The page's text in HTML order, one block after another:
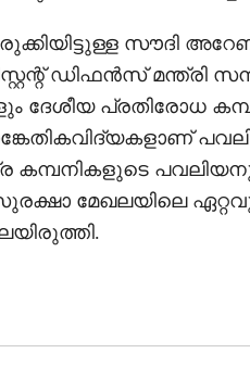
സൗദി
ഡിഫൻസ് മന്ത്രി
ദേശീയ പ്രതിരോധ
കമ്പനികളുടെ
മേഖലയിലെ